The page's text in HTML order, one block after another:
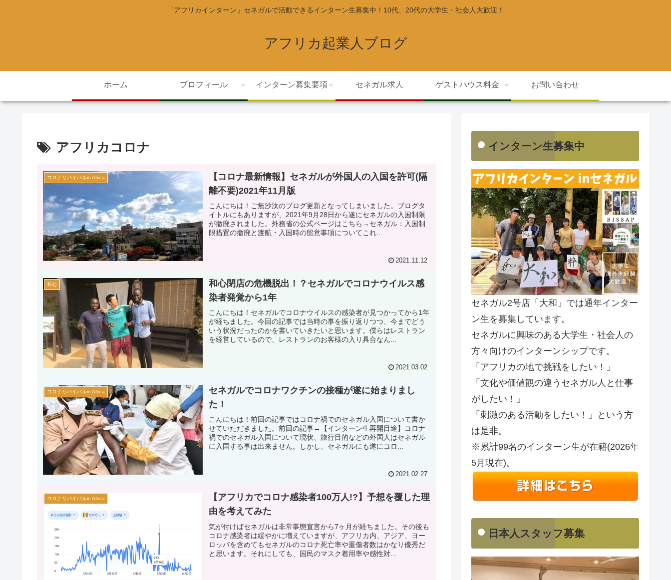
「アフリカインターン」セネガルで活動できるインターン生募集中！10代、20代の大学生・社会人大歓迎！
アフリカ起業人ブログ
ホーム プロフィール インターン募集要項 セネガル求人 ゲストハウス料金 お問い合わせ
アフリカコロナ
コロナサバイバルin Africa
【コロナ最新情報】セネガルが外国人の入国を許可(隔
離不要)2021年11月版
こんにちは！ご無沙汰のブログ更新となってしまいました。ブログタ
イトルにもありますが、2021年9月28日から遂にセネガルの入国制限
が撤廃されました。外務省の公式ページはこちら→セネガル：入国制
限措置の撤廃と渡航・入国時の留意事項についてこれ...
2021.11.12
和心
和心閉店の危機脱出！？セネガルでコロナウイルス感
染者発覚から1年
こんにちは！セネガルでコロナウイルスの感染者が見つかってから1年
が経ちました。今回の記事では当時の事を振り返りつつ、今までどう
いう状況だったのかを書いていきたいと思います。僕らはレストラン
を経営しているので、レストランのお客様の入り具合なん...
2021.03.02
コロナサバイバルin Africa
セネガルでコロナワクチンの接種が遂に始まりまし
た！
こんにちは！前回の記事ではコロナ禍でのセネガル入国について書か
せていただきました。前回の記事→【インターン生再開目途】コロナ
禍でのセネガル入国について現状、旅行目的などの外国人はセネガル
に入国する事は出来ません。しかし、セネガルにも遂にコロ...
2021.02.27
コロナサバイバルin Africa
【アフリカでコロナ感染者100万人!?】予想を覆した理
由を考えてみた
気が付けばセネガルは非常事態宣言から7ヶ月が経ちました。その後も
コロナ感染者は緩やかに増えていますが、アフリカ内、アジア、ヨー
ロッパを含めてもセネガルのコロナ死亡率や重傷者数はかなり優秀だ
と思います。それにしても、国民のマスク着用率や感性対...
インターン生募集中
セネガル2号店「大和」では通年インター
ン生を募集しています。
セネガルに興味のある大学生・社会人の
方々向けのインターンシップです。
「アフリカの地で挑戦をしたい！」
「文化や価値観の違うセネガル人と仕事
がしたい！」
「刺激のある活動をしたい！」という方
は是非。
※累計99名のインターン生が在籍(2026年
5月現在)。
日本人スタッフ募集